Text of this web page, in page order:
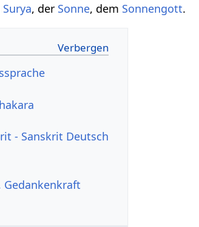
Surya, der Sonne, dem Sonnengott.
- Sanskrit Deutsch
Gedankenkraft